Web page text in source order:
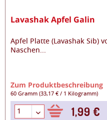
Lavashak Apfel Galin
Apfel Platte (Lavashak Sib)
Naschen...
Zum Produktbeschreibung
60 Gramm(33,17 € / 1 Kilogramm)
1,99 €